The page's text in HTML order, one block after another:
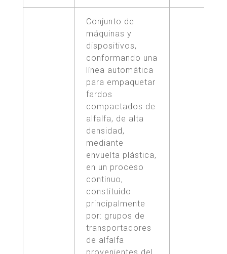
Conjunto de
máquinas y
dispositivos,
conformando una
línea automática
para empaquetar
fardos
compactados de
alfalfa, de alta
densidad,
mediante
envuelta plástica,
en un proceso
continuo,
constituido
principalmente
por: grupos de
transportadores
de alfalfa